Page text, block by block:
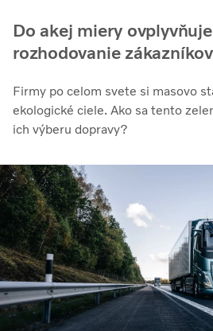
Do akej miery
rozhodovanie
Firmy po celom svete si masovo
ekologické ciele. Ako sa tento
ich výberu dopravy?